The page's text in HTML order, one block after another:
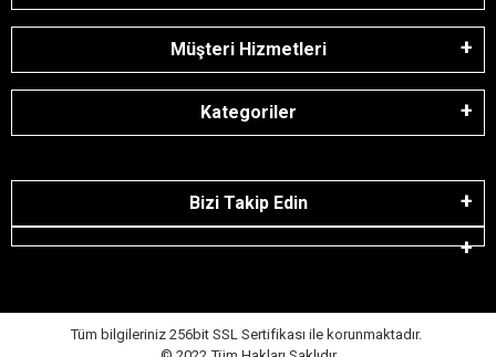
Müşteri Hizmetleri
Kategoriler
Bizi Takip Edin
Tüm bilgileriniz 256bit SSL Sertifikası ile korunmaktadır.